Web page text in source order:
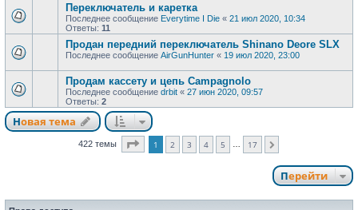
Переключатель и каретка
Последнее сообщение Everytime I Die « 21 июл 2020, 10:34
Ответы: 11
Продан передний переключатель Shinano Deore SLX
Последнее сообщение AirGunHunter « 19 июл 2020, 23:00
Продам кассету и цепь Campagnolo
Последнее сообщение drbit « 27 июн 2020, 09:57
Ответы: 2
Новая тема
422 темы Страница из
1 2 3 4 5 17
Перейти